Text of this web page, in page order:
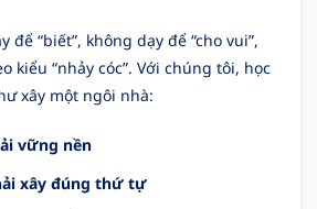
để “biết”, không dạy để “cho vui”,
kiểu “nhảy cóc”. Với chúng tôi, học
xây một ngôi nhà:
vững nền
xây đúng thứ tự